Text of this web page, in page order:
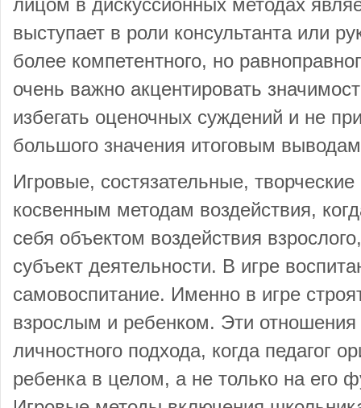
лицом в дискуссионных методах
выступает в роли консультанта или
более компетентного, но
очень важно акцентировать
избегать оценочных суждений и не
большого значения итоговым
Игровые, состязательные,
косвенным методам воздействия,
себя объектом воздействия
субъект деятельности. В игре
самовоспитание. Именно в игре
взрослым и ребенком. Эти отношения
личностного подхода, когда педагог
ребенка в целом, а не только на его